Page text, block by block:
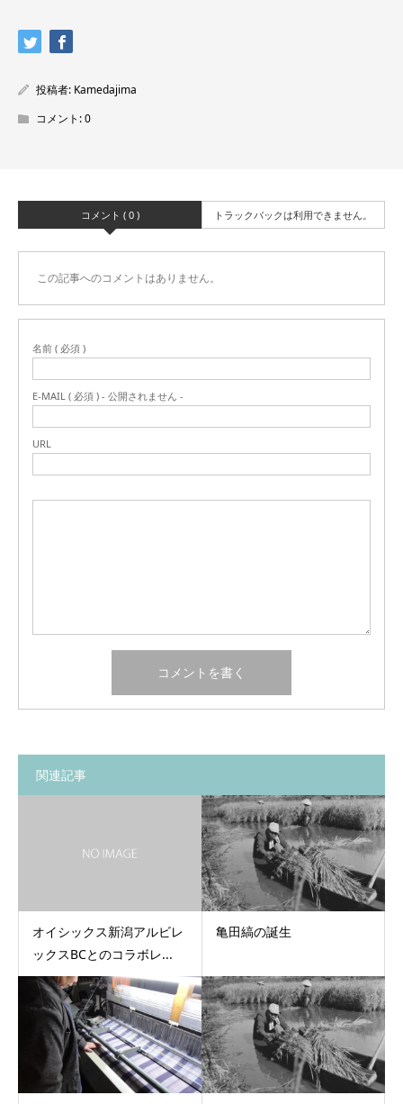
投稿者: Kamedajima
コメント:0
コメント ( 0 ) トラックバックは利用できません。
この記事へのコメントはありません。
名前 ( 必須 )
E-MAIL ( 必須 ) - 公開されません -
URL
関連記事
オイシックス新潟アルビレ
ックスBCとのコラボレ...
亀田縞の誕生